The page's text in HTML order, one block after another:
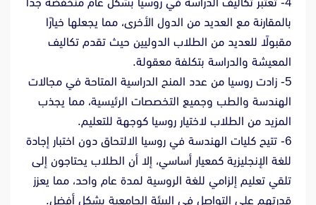
بالمقارنة مع العديد من الدول الأخرى، مما يجعلها خيارًا
مقبولًا للعديد من الطلاب الدوليين حيث تقدم تكاليف
المعيشة والدراسة بتكلفة معقولة.
5- زادت روسيا من عدد المنح الدراسية المتاحة في مجالات
الهندسة والطب وجميع التخصصات الرئيسية، مما يجذب
المزيد من الطلاب لاختيار روسيا كوجهة للتعليم.
6- تتيح كليات الهندسة في روسيا الالتحاق دون اختبار إجادة
للغة الإنجليزية كمعيار أساسي، إلا أن الطلاب يحتاجون إلى
تلقي تعليم إلزامي للغة الروسية لمدة عام واحد، مما يعزز
قدرتهم على التواصل في البيئة الجامعية بشكل أفضل.